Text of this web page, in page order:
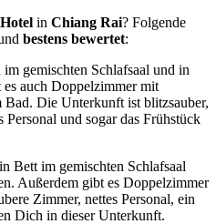
Hotel in Chiang Rai? Folgende
bestens bewertet:
im gemischten Schlafsaal und in
auch Doppelzimmer mit
Bad. Die Unterkunft ist blitzsauber,
und sogar das Frühstück
Bett im gemischten Schlafsaal
Außerdem gibt es Doppelzimmer
Zimmer, nettes Personal, ein
Dich in dieser Unterkunft.